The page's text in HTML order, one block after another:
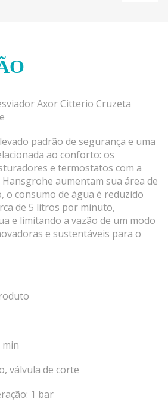
Axor Citterio Cruzeta
padrão de segurança e uma
ao conforto: os
e termostatos com a
aumentam sua área de
o consumo de água é reduzido
de 5 litros por minuto,
e limitando a vazão de um modo
e sustentáveis para o
min
válvula de corte
1 bar